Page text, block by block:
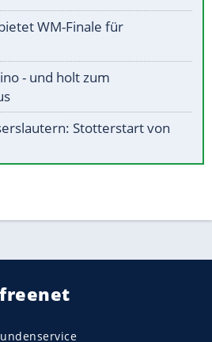
WM-Finale für
- und holt zum
Stotterstart von
freenet